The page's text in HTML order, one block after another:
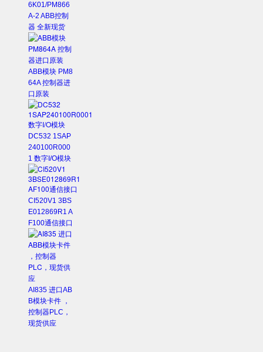
6K01/PM866
A-2 ABB控制
器 全新现货
ABB模块 PM8
64A 控制器进
口原装
DC532 1SAP
240100R000
1 数字I/O模块
CI520V1 3BS
E012869R1 A
F100通信接口
AI835 进口AB
B模块卡件 ，
控制器PLC，
现货供应